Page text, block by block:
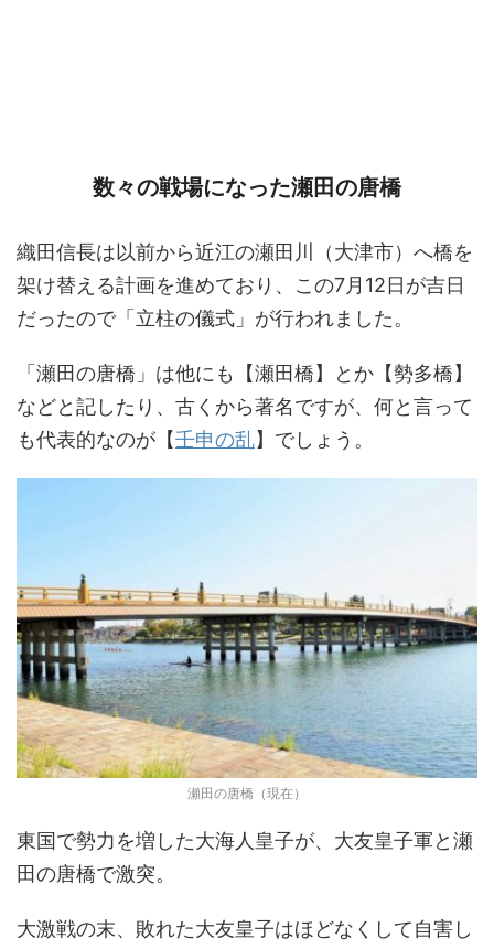
数々の戦場になった瀬田の唐橋
織田信長は以前から近江の瀬田川（大津市）へ橋を
架け替える計画を進めており、この7月12日が吉日
だったので「立柱の儀式」が行われました。
「瀬田の唐橋」は他にも【瀬田橋】とか【勢多橋】
などと記したり、古くから著名ですが、何と言って
も代表的なのが【壬申の乱】でしょう。
瀬田の唐橋（現在）
東国で勢力を増した大海人皇子が、大友皇子軍と瀬
田の唐橋で激突。
大激戦の末、敗れた大友皇子はほどなくして自害し